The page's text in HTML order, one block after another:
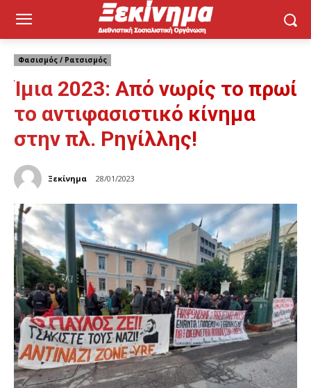
Φασισμός / Ρατσισμός
Ίμια 2023: Από νωρίς το πρωί
το αντιφασιστικό κίνημα
στην πλ. Ρηγίλλης!
Ξεκίνημα 28/01/2023